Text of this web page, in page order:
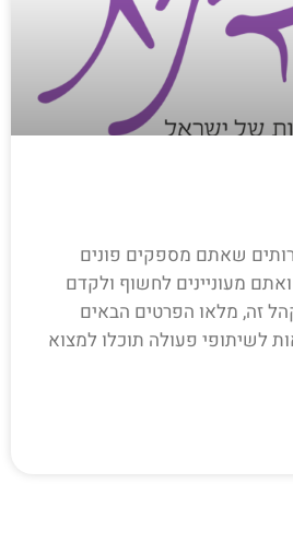
שאתם מספקים פונים
מעוניינים לחשוף ולקדם
זה, מלאו הפרטים הבאים
לשיתופי פעולה תוכלו למצוא